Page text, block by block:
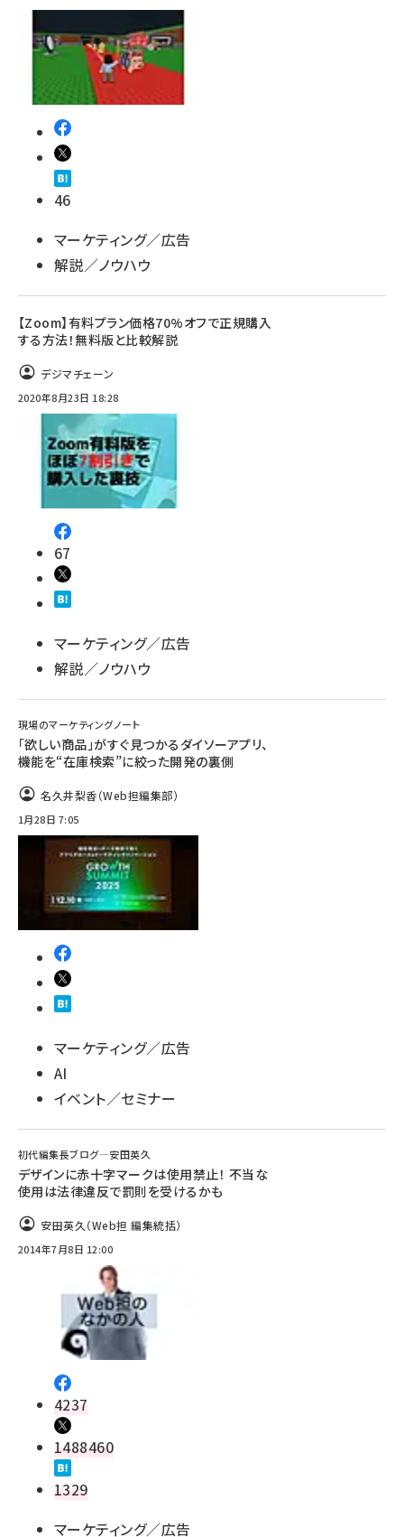
46
マーケティング／広告
解説／ノウハウ
【Zoom】有料プラン価格70%オフで正規購入
する方法！無料版と比較解説
デジマチェーン
2020年8月23日 18:28
67
マーケティング／広告
解説／ノウハウ
現場のマーケティングノート
「欲しい商品」がすぐ見つかるダイソーアプリ、
機能を“在庫検索”に絞った開発の裏側
名久井梨香（Web担編集部）
1月28日 7:05
マーケティング／広告
AI
イベント／セミナー
初代編集長ブログ―安田英久
デザインに赤十字マークは使用禁止！ 不当な
使用は法律違反で罰則を受けるかも
安田英久（Web担 編集統括）
2014年7月8日 12:00
4237
1488460
1329
マーケティング／広告